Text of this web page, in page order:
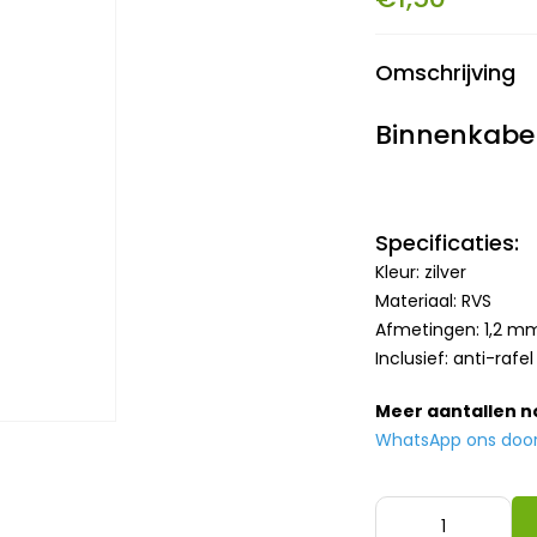
Omschrijving
Specificaties:
Kleur: zilver
Materiaal: RVS
Afmetingen: 1,2
Inclusief: anti-rafel
Meer aantallen
WhatsApp ons